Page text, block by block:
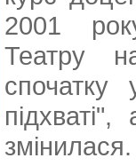
2001
Театру